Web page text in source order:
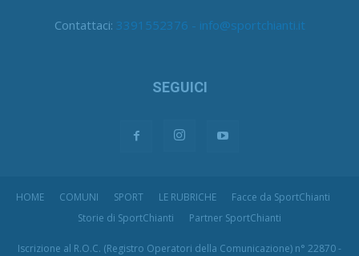
Contattaci: 3391552376 - info@sportchianti.it
SEGUICI
HOME COMUNI SPORT LE RUBRICHE
Facce da SportChianti
Storie di SportChianti
Partner SportChianti
Iscrizione al R.O.C. (Registro Operatori della Comunicazione) n° 22870 -